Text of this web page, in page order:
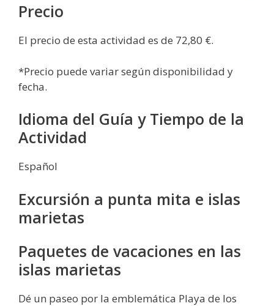
Precio
El precio de esta actividad es de 72,80 €.
*Precio puede variar según disponibilidad y
fecha.
Idioma del Guía y Tiempo de la
Actividad
Español
Excursión a punta mita e islas
marietas
Paquetes de vacaciones en las
islas marietas
Dé un paseo por la emblemática Playa de los